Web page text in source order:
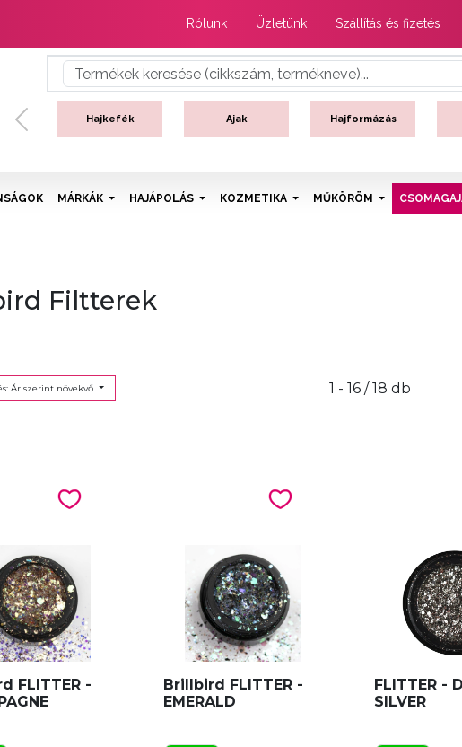
Rólunk Üzletünk Szállítás és fizetés
Hajkefék Ajak Hajformázás
Previous
MÁRKÁK HAJÁPOLÁS KOZMETIKA MŰKÖRÖM
Filtterek
Ár szerint növekvő 1 - 16 / 18 db
FLITTER -
Brillbird FLITTER -
EMERALD
FLITTER -
SILVER